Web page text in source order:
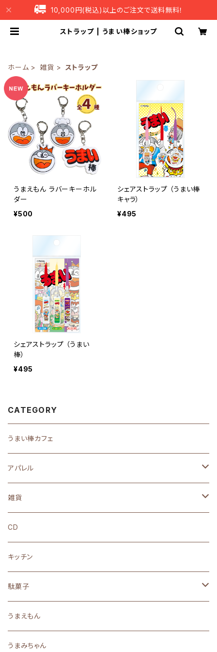
10,000円(税込)以上のご注文で送料無料！
ストラップ | うまい棒ショップ
ホーム 雑貨 ストラップ
うまえもん ラバーキーホル
ダー
¥500
シェアストラップ （うまい棒
キャラ）
¥495
シェアストラップ （うまい
棒）
¥495
CATEGORY
うまい棒カフェ
アパレル
Tシャツ
ロングTシャツ
フーディー
スウェット
ソックス
バッグ・リュック
雑貨
ぬいぐるみ
ステッカー
アクリルスタンド
キーホルダー
ストラップ
CD
キッチン
駄菓子
うまい棒
なつかしの駄菓子
うまえもん
うまみちゃん